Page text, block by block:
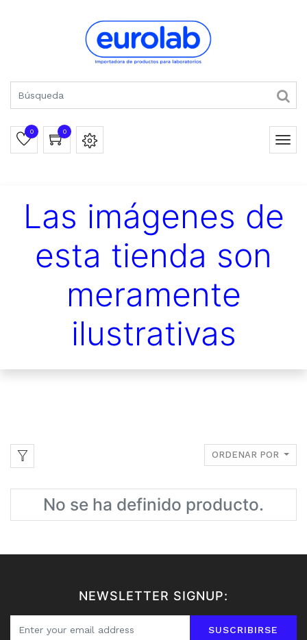
0 0
Las imágenes de
esta tienda son
meramente
ilustrativas
ORDENAR POR
No se ha definido producto.
NEWSLETTER SIGNUP:
SUSCRIBIRSE